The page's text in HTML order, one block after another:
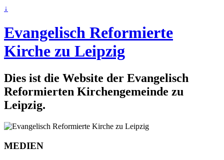
↓
Evangelisch Reformierte
Kirche zu Leipzig
Dies ist die Website der Evangelisch
Reformierten Kirchengemeinde zu
Leipzig.
MEDIEN